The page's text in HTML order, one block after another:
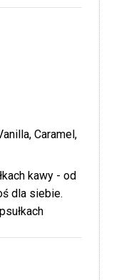
Caramel,
kawy - od
dla siebie.